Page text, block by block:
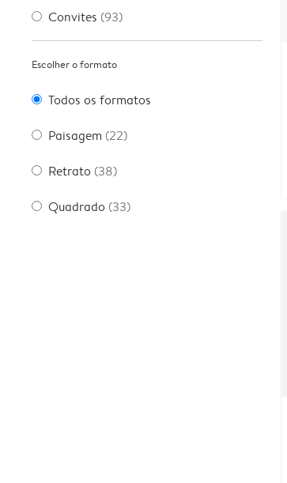
Convites (93)
Escolher o formato
Todos os formatos
Paisagem (22)
Retrato (38)
Quadrado (33)